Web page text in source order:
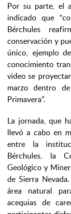
Por su parte, el
indicado que
Bérchules
conservación y
único, ejemplo
conocimiento
video se
marzo dentro
Primavera”.
La jornada, que
llevó a cabo en
entre la
Bérchules, la
Geológico y
de Sierra
área natural
acequias de